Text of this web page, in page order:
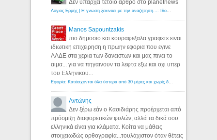
Δεν υπάρχει τέτοιο άρθρο στο planetnews
Λόγιος Ερμής | Η γνώση ξεκινάει με την αναζήτηση...: Ιδού οι 18 που χρωστούν 11 δις ευρώ!
Manos Sapountzakis
πιο δημοσιο και κουραφεξαλα γραφετε ειναι
ιδιωτικη επιχειρηση η πρωην εφορια που εγινε
ΑΑΔΕ στα χερια των δανειστων και μας πινει το
αιμα... για να πηγαινουν τα λεφτα εξω και οχι υπερ
του Ελληνικου...
Εφορία: Κατάσχονται όλα ύστερα από 30 μέρες και χωρίς δικαστικές αποφάσεις - Λόγιος Ερμής
Αντώνης
Δεν ξέρω εάν ο Κασιδιάρης προέρχεται από
πρόσμιξη διαφορετικών φυλών, αλλά τα δικά σου
ελληνικά είναι για κλάματα. Κοίτα να μάθεις
στοιχειωδώς ορθογραφία...τουλάχιστον όταν θέτεις